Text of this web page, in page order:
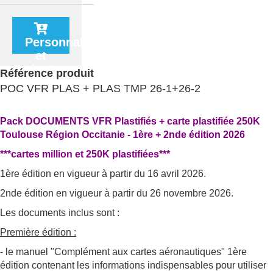
Personnaliser
et
ajouter
au
panier
Référence produit
POC VFR PLAS + PLAS TMP 26-1+26-2
Pack DOCUMENTS VFR Plastifiés + carte plastifiée 250K
Toulouse Région Occitanie - 1ère + 2nde édition 2026
***cartes million et 250K plastifiées***
1ère édition en vigueur à partir du 16 avril 2026.
2nde édition en vigueur à partir du 26 novembre 2026.
Les documents inclus sont :
Première édition :
- le manuel "Complément aux cartes aéronautiques" 1ère
édition contenant les informations indispensables pour utiliser